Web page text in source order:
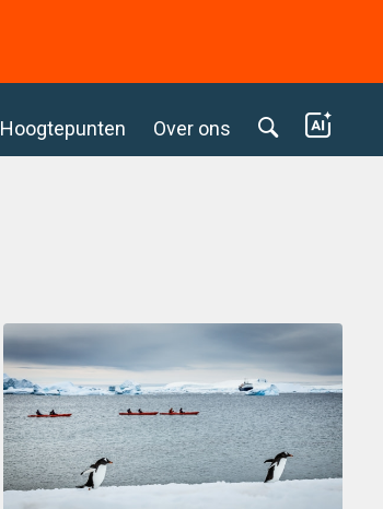
Hoogtepunten Over ons